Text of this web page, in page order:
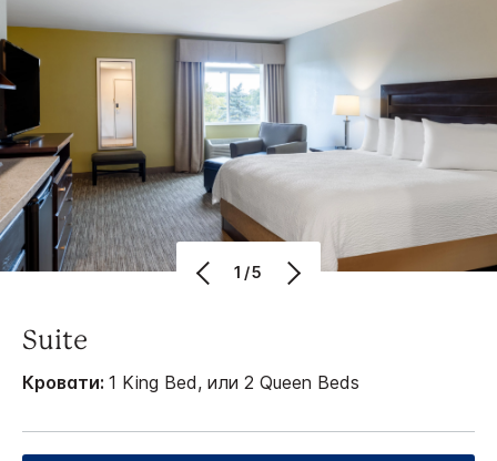
1/5
Suite
Кровати: 1 King Bed, или 2 Queen Beds